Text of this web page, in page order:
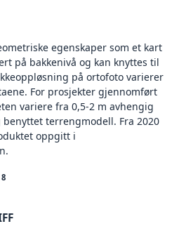
egenskaper som et kart
på bakkenivå og kan knyttes til
på ortofoto varierer
For prosjekter gjennomført
variere fra 0,5-2 m avhengig
terrengmodell. Fra 2020
oppgitt i
8